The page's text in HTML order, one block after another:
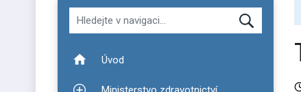
Hledat v navigaci
Úvod